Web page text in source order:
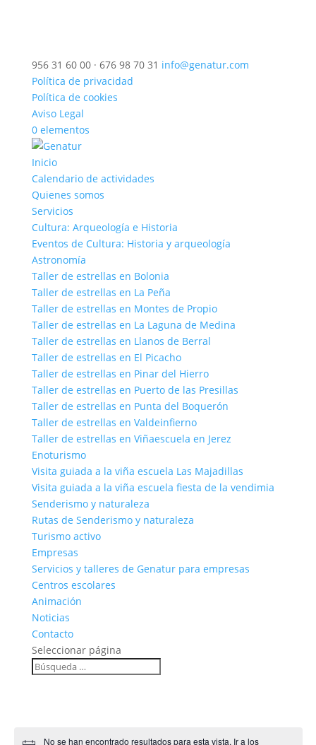
956 31 60 00 · 676 98 70 31 info@genatur.com
Política de privacidad
Política de cookies
Aviso Legal
0 elementos
Inicio
Calendario de actividades
Quienes somos
Servicios
Cultura: Arqueología e Historia
Eventos de Cultura: Historia y arqueología
Astronomía
Taller de estrellas en Bolonia
Taller de estrellas en La Peña
Taller de estrellas en Montes de Propio
Taller de estrellas en La Laguna de Medina
Taller de estrellas en Llanos de Berral
Taller de estrellas en El Picacho
Taller de estrellas en Pinar del Hierro
Taller de estrellas en Puerto de las Presillas
Taller de estrellas en Punta del Boquerón
Taller de estrellas en Valdeinfierno
Taller de estrellas en Viñaescuela en Jerez
Enoturismo
Visita guiada a la viña escuela Las Majadillas
Visita guiada a la viña escuela fiesta de la vendimia
Senderismo y naturaleza
Rutas de Senderismo y naturaleza
Turismo activo
Empresas
Servicios y talleres de Genatur para empresas
Centros escolares
Animación
Noticias
Contacto
Seleccionar página
No se han encontrado resultados para esta vista. Ir a los